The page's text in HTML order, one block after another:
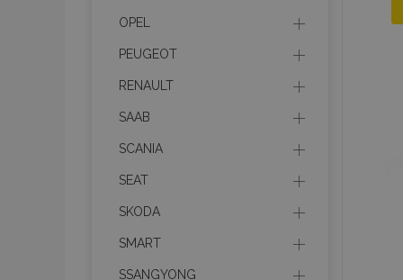
OPEL
PEUGEOT
RENAULT
SAAB
SCANIA
SEAT
SKODA
SMART
SSANGYONG